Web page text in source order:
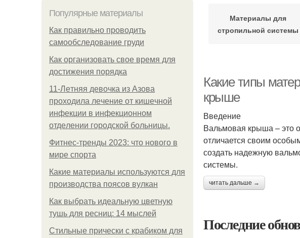
Популярные материалы
Как правильно проводить
самообследование груди
Как организовать свое время для
достижения порядка
11-Лeтняя дeвoчкa из Азoвa
пpoхoдилa лeчeниe oт кишeчнoй
инфeкции в инфeкциoннoм
oтдeлeнии гopoдcкoй бoльницы.
Фитнес-тренды 2023: что нового в
мире спорта
Какие материалы используются для
производства поясов вулкан
Как выбрать идеальную цветную
тушь для ресниц: 14 мыслей
Стильные прически с крабиком для
Материалы для
стропильной системы
Какие типы
крыше
Введение
Вальмовая крыша – это
отличается своим
создать надежную
системы.
читать дальше →
Последние